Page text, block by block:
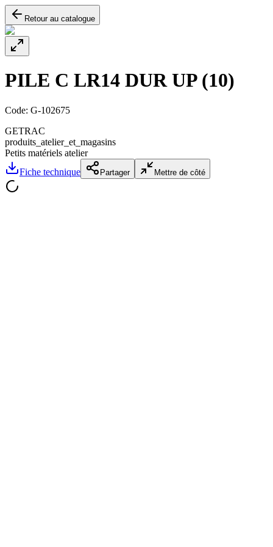
Retour au catalogue
PILE C LR14 DUR UP (10)
Code: G-102675
GETRAC
produits_atelier_et_magasins
Petits matériels atelier
Fiche technique
Partager Mettre de côté